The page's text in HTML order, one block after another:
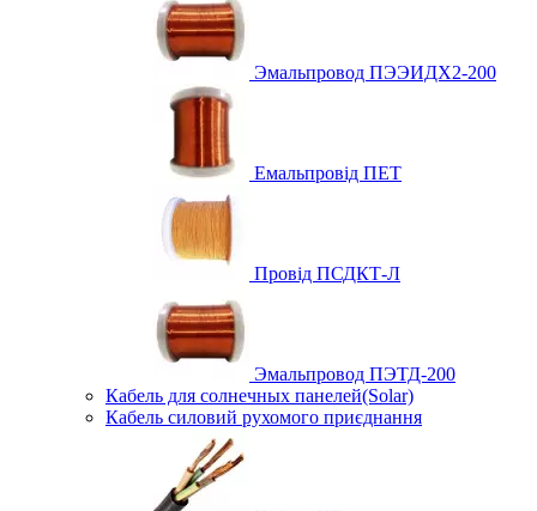
Эмальпровод ПЭЭИДХ2-200
Емальпровід ПЕТ
Провід ПСДКТ-Л
Эмальпровод ПЭТД-200
Кабель для солнечных панелей(Solar)
Кабель силовий рухомого приєднання